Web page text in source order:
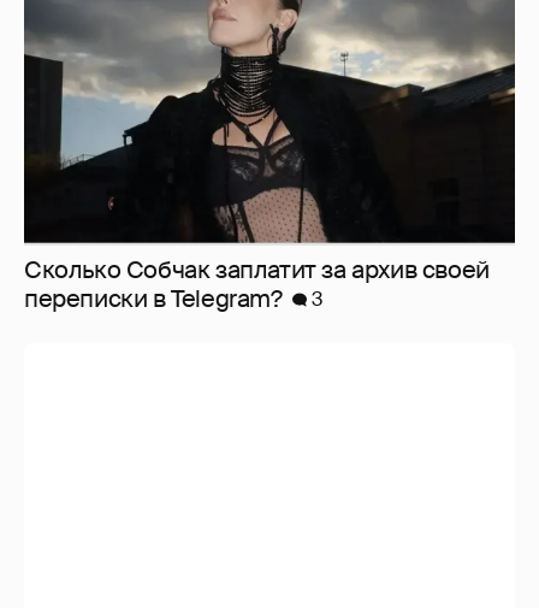
Сколько Собчак заплатит за архив своей
перeписки в Telegram?
3